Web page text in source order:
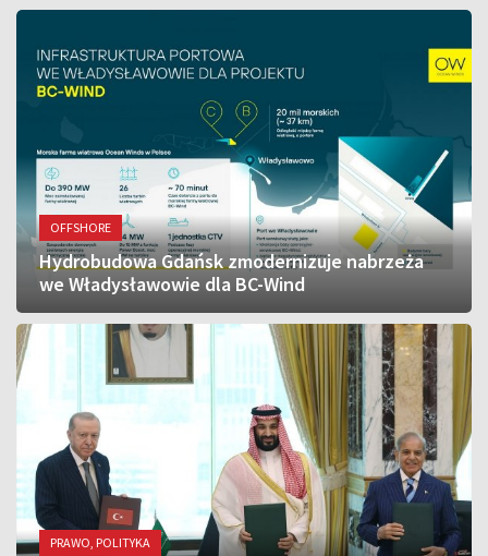
OFFSHORE
Hydrobudowa Gdańsk zmodernizuje nabrzeża
we Władysławowie dla BC-Wind
PRAWO, POLITYKA